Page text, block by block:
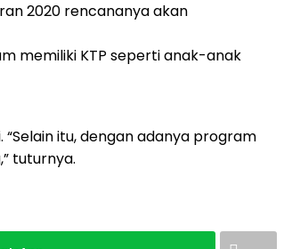
2020 rencananya akan
memiliki KTP seperti anak-anak
itu, dengan adanya program
tuturnya.